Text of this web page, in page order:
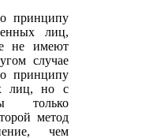
принципу
лиц,
не имеют
случае
принципу
лиц, но с
только
метод
чем